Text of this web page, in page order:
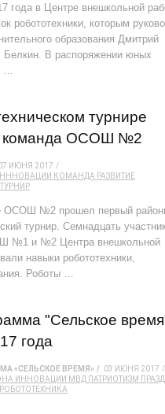
года в Центре внешкольной
робототехники, которым
образования Дмитрий
Белкин. В распоряжении юных
…
турнире
команда ОСОШ №2
ИЮНЯ 2017
КОМАНДА РАЗВИТИЕ
ТУРНИР
ОСОШ №2 прошел первый
турнир. Семнадцать
№1 и №2 Центра внешкольной
навыки робототехники,
Роботы …
"Сельское
года
«СЕЛЬСКОЕ ВРЕМЯ»
03 ИЮНЯ 2017
ИННОВАЦИИ МВД ПАТРИОТИЗМ
РОБОТОТЕХНИКА